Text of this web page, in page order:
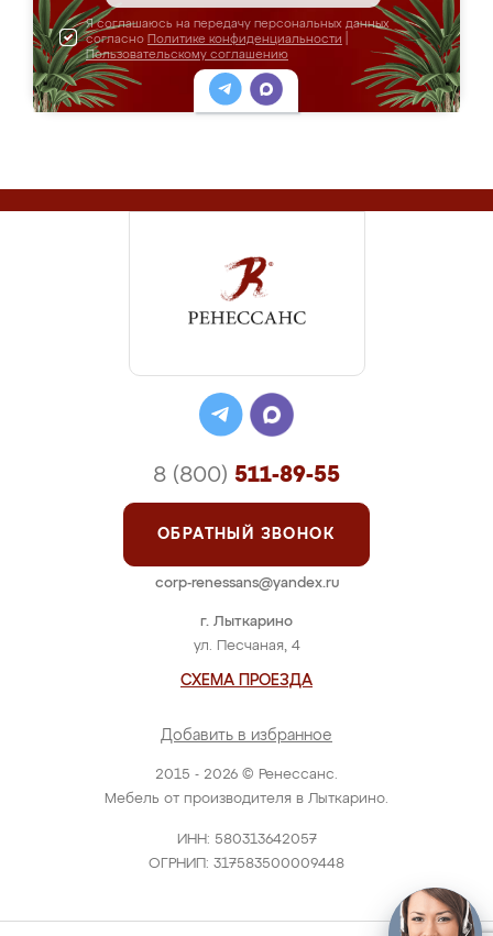
Я соглашаюсь на передачу персональных данных
согласно Политике конфиденциальности
Пользовательскому соглашению
2015 - 2026 © Ренессанс.
Мебель от производителя в Лыткарино.
ИНН: 580313642057
ОГРНИП: 317583500009448
г. Лыткарино
ул. Песчаная, 4
СХЕМА ПРОЕЗДА
Добавить в избранное
8 (800) 511-89-55
ОБРАТНЫЙ ЗВОНОК
corp-renessans@yandex.ru